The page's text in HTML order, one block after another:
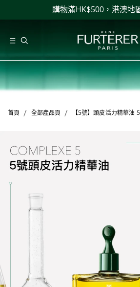
購物滿HK$500，港澳地
首頁 / 全部產品頁 / 【5號】頭皮活力精華油